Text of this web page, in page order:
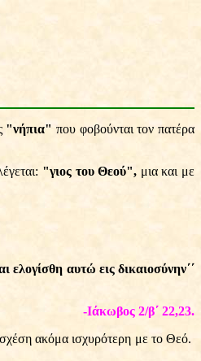
"νήπια" που φοβούνται τον πατέρα
"γιος του Θεού", μια και με
αυτώ εις δικαιοσύνην΄΄
-Ιάκωβος 2/β΄ 22,23.
σχέση ακόμα ισχυρότερη με το Θεό.